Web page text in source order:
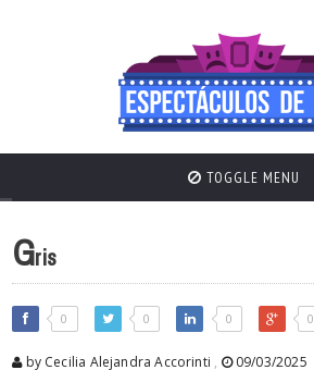
TOGGLE MENU
Gris
0 0 0 0
by Cecilia Alejandra Accorinti , 09/03/2025